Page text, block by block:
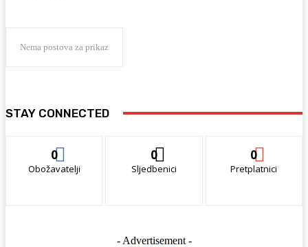
Nema postova za prikaz
STAY CONNECTED
0
Obožavatelji
0
Sljedbenici
0
Pretplatnici
- Advertisement -